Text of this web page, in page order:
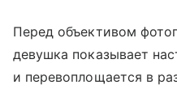
Перед объективом
девушка показывает
и перевоплощается в